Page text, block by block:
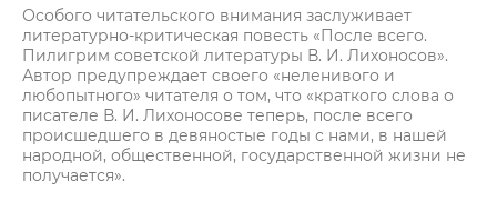
Особого читательского внимания заслуживает
литературно-критическая повесть «После всего.
Пилигрим советской литературы В. И. Лихоносов».
Автор предупреждает своего «неленивого и
любопытного» читателя о том, что «краткого слова о
писателе В. И. Лихоносове теперь, после всего
происшедшего в девяностые годы с нами, в нашей
народной, общественной, государственной жизни не
получается».